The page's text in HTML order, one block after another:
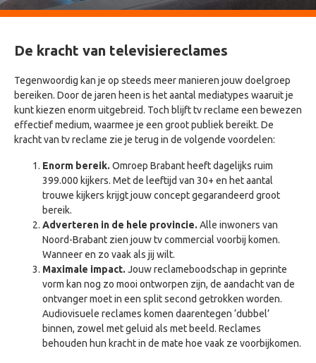
De kracht van televisiereclames
Tegenwoordig kan je op steeds meer manieren jouw doelgroep
bereiken. Door de jaren heen is het aantal mediatypes waaruit je
kunt kiezen enorm uitgebreid. Toch blijft tv reclame een bewezen
effectief medium, waarmee je een groot publiek bereikt. De
kracht van tv reclame zie je terug in de volgende voordelen:
Enorm bereik. Omroep Brabant heeft dagelijks ruim
399.000 kijkers. Met de leeftijd van 30+ en het aantal
trouwe kijkers krijgt jouw concept gegarandeerd groot
bereik.
Adverteren in de hele provincie. Alle inwoners van
Noord-Brabant zien jouw tv commercial voorbij komen.
Wanneer en zo vaak als jij wilt.
Maximale impact. Jouw reclameboodschap in geprinte
vorm kan nog zo mooi ontworpen zijn, de aandacht van de
ontvanger moet in een split second getrokken worden.
Audiovisuele reclames komen daarentegen ‘dubbel’
binnen, zowel met geluid als met beeld. Reclames
behouden hun kracht in de mate hoe vaak ze voorbijkomen.